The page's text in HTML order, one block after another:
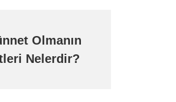
Olmanın
Nelerdir?